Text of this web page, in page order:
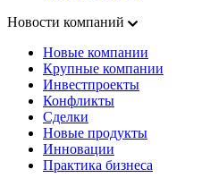
Новости компаний
Новые компании
Крупные компании
Инвестпроекты
Конфликты
Сделки
Новые продукты
Инновации
Практика бизнеса